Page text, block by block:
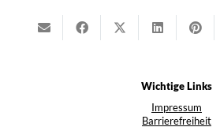
Wichtige Links
Impressum
Barrierefreiheit